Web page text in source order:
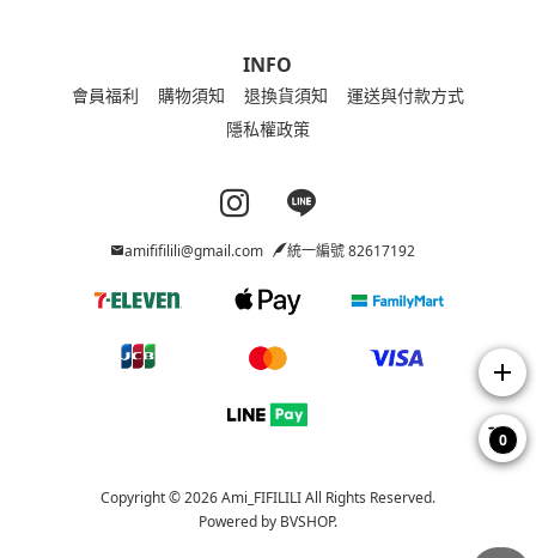
INFO
會員福利 購物須知 退換貨須知
運送與付款方式
隱私權政策
Instagram page
Line page
amififilili@gmail.com 統一編號 82617192
Copyright © 2026 Ami_FIFILILI All Rights Reserved.
Powered by BVSHOP.
add
0